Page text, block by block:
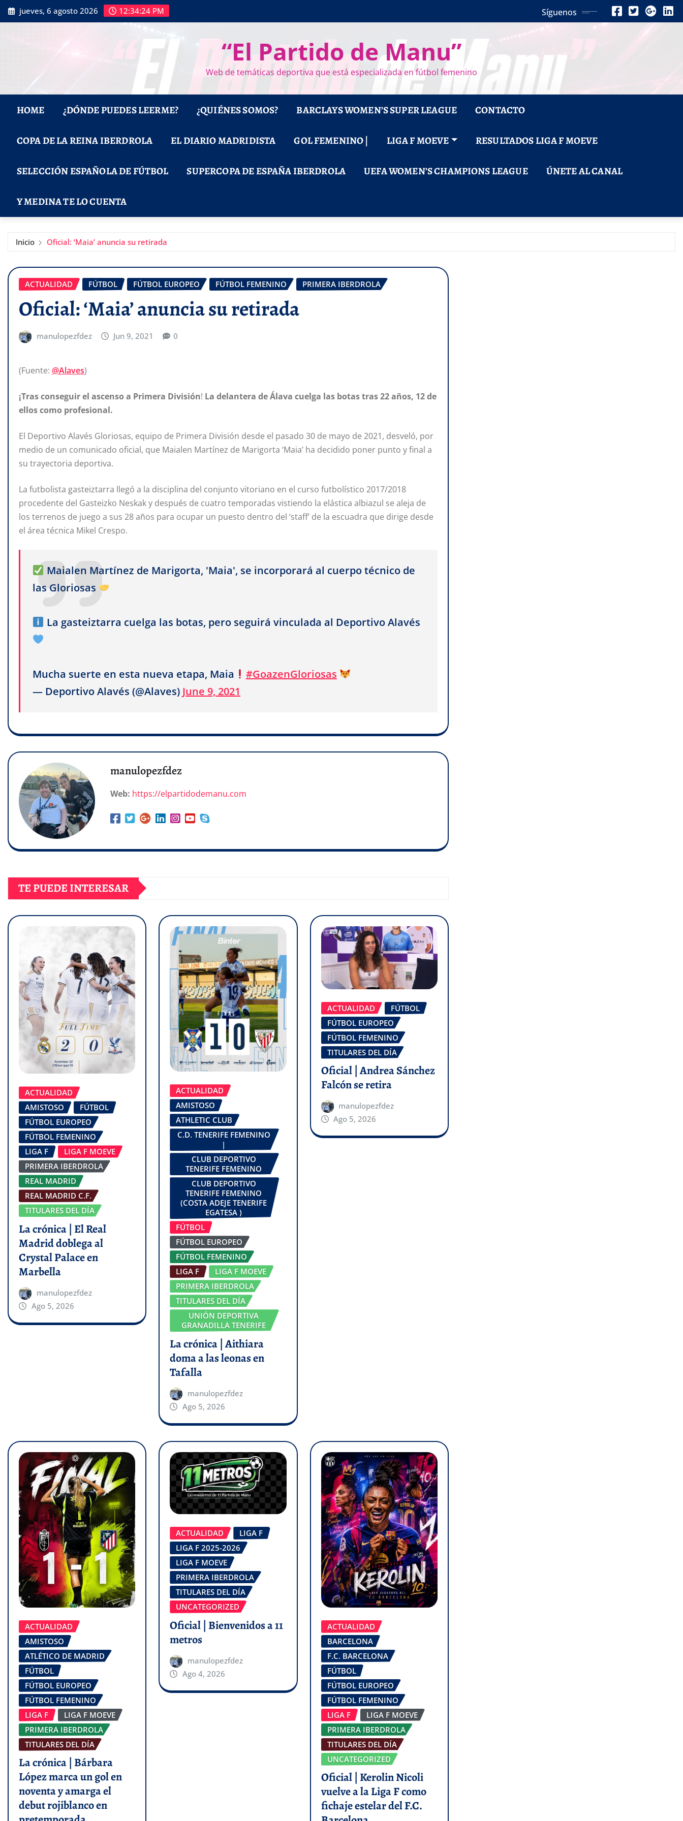
Saltar
al
jueves, 6 agosto 2026 12:34:25 PM Síguenos
“El Partido de Manu”
Web de temáticas deportiva que está especializada en fútbol femenino
HOME ¿DÓNDE PUEDES LEERME? ¿QUIÉNES SOMOS? BARCLAYS WOMEN’S SUPER LEAGUE CONTACTO
COPA DE LA REINA IBERDROLA EL DIARIO MADRIDISTA GOL FEMENINO | LIGA F MOEVE RESULTADOS LIGA F MOEVE
SELECCIÓN ESPAÑOLA DE FÚTBOL SUPERCOPA DE ESPAÑA IBERDROLA UEFA WOMEN’S CHAMPIONS LEAGUE ÚNETE AL CANAL
Y MEDINA TE LO CUENTA
Inicio Oficial: ‘Maia’ anuncia su retirada
ACTUALIDAD FÚTBOL FÚTBOL EUROPEO FÚTBOL FEMENINO PRIMERA IBERDROLA
Oficial: ‘Maia’ anuncia su retirada
manulopezfdez Jun 9, 2021 0
(Fuente: @Alaves)
¡Tras conseguir el ascenso a Primera División! La delantera de Álava cuelga las botas tras 22 años, 12 de
ellos como profesional.
El Deportivo Alavés Gloriosas, equipo de Primera División desde el pasado 30 de mayo de 2021, desveló, por
medio de un comunicado oficial, que Maialen Martínez de Marigorta ‘Maia’ ha decidido poner punto y final a
su trayectoria deportiva.
La futbolista gasteiztarra llegó a la disciplina del conjunto vitoriano en el curso futbolístico 2017/2018
procedente del Gasteizko Neskak y después de cuatro temporadas vistiendo la elástica albiazul se aleja de
los terrenos de juego a sus 28 años para ocupar un puesto dentro del ‘staff’ de la escuadra que dirige desde
el área técnica Mikel Crespo.
Maialen Martínez de Marigorta, 'Maia', se incorporará al cuerpo técnico de
las Gloriosas
La gasteiztarra cuelga las botas, pero seguirá vinculada al Deportivo Alavés
Mucha suerte en esta nueva etapa, Maia
#GoazenGloriosas
— Deportivo Alavés (@Alaves) June 9, 2021
manulopezfdez
Web: https://elpartidodemanu.com
TE PUEDE INTERESAR
ACTUALIDAD
AMISTOSO
FÚTBOL
FÚTBOL EUROPEO
FÚTBOL FEMENINO
LIGA F
LIGA F MOEVE
PRIMERA IBERDROLA
REAL MADRID
REAL MADRID C.F.
TITULARES DEL DÍA
La crónica | El Real
Madrid doblega al
Crystal Palace en
Marbella
manulopezfdez
Ago 5, 2026
ACTUALIDAD
AMISTOSO
ATHLETIC CLUB
C.D. TENERIFE FEMENINO
|
CLUB DEPORTIVO
TENERIFE FEMENINO
CLUB DEPORTIVO
TENERIFE FEMENINO
(COSTA ADEJE TENERIFE
EGATESA )
FÚTBOL
FÚTBOL EUROPEO
FÚTBOL FEMENINO
LIGA F
LIGA F MOEVE
PRIMERA IBERDROLA
TITULARES DEL DÍA
UNIÓN DEPORTIVA
GRANADILLA TENERIFE
La crónica | Aithiara
doma a las leonas en
Tafalla
manulopezfdez
Ago 5, 2026
ACTUALIDAD
FÚTBOL
FÚTBOL EUROPEO
FÚTBOL FEMENINO
TITULARES DEL DÍA
Oficial | Andrea Sánchez
Falcón se retira
manulopezfdez
Ago 5, 2026
ACTUALIDAD
AMISTOSO
ATLÉTICO DE MADRID
FÚTBOL
FÚTBOL EUROPEO
FÚTBOL FEMENINO
LIGA F
LIGA F MOEVE
PRIMERA IBERDROLA
TITULARES DEL DÍA
La crónica | Bárbara
López marca un gol en
noventa y amarga el
debut rojiblanco en
ACTUALIDAD
LIGA F
LIGA F 2025-2026
LIGA F MOEVE
PRIMERA IBERDROLA
TITULARES DEL DÍA
UNCATEGORIZED
Oficial | Bienvenidos a 11
metros
manulopezfdez
Ago 4, 2026
ACTUALIDAD
BARCELONA
F.C. BARCELONA
FÚTBOL
FÚTBOL EUROPEO
FÚTBOL FEMENINO
LIGA F
LIGA F MOEVE
PRIMERA IBERDROLA
TITULARES DEL DÍA
UNCATEGORIZED
Oficial | Kerolin Nicoli
vuelve a la Liga F como
fichaje estelar del F.C.